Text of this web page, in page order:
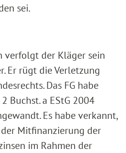
sei.
verfolgt der Kläger sein
Er rügt die Verletzung
Das FG habe
Buchst. a EStG 2004
Es habe verkannt,
der Mitfinanzierung der
im Rahmen der